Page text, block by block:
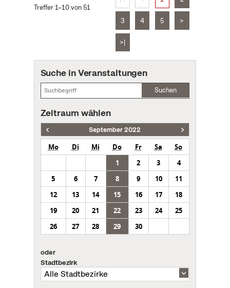
Treffer 1–10 von 51
3 4 5 >
>|
Suche in Veranstaltungen
Suchen
Zeitraum wählen
September 2022
Mo Di Mi Do Fr Sa
So
1
2 3
4
5
6 7 8 9 10
11
12
13 14 15 16 17
18
19
20 21 22 23 24
25
26
27 28 29 30
oder
Stadtbezirk